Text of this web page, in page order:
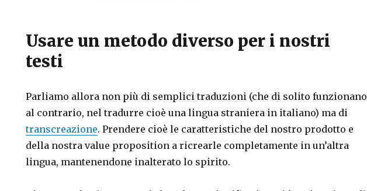
Usare un metodo diverso per i nostri
testi
Parliamo allora non più di semplici traduzioni (che di solito funzionano
al contrario, nel tradurre cioè una lingua straniera in italiano) ma di
transcreazione. Prendere cioè le caratteristiche del nostro prodotto e
della nostra value proposition a ricrearle completamente in un’altra
lingua, mantenendone inalterato lo spirito.